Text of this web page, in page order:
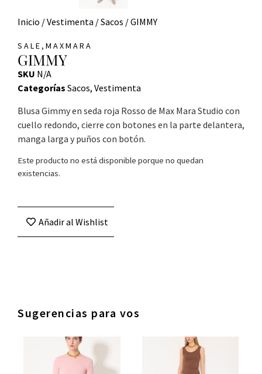
Inicio /Vestimenta /Sacos / GIMMY
SALE, MAXMARA
GIMMY
SKU N/A
Categorías Sacos, Vestimenta
Blusa Gimmy en seda roja Rosso de Max Mara Studio con
cuello redondo, cierre con botones en la parte delantera,
manga larga y puños con botón.
Este producto no está disponible porque no quedan
existencias.
Añadir al Wishlist
Sugerencias para vos